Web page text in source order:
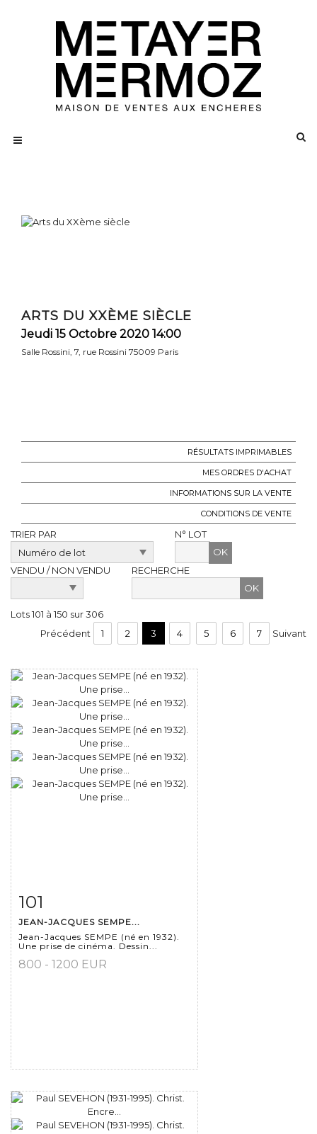
ARTS DU XXÈME SIÈCLE
Jeudi 15 Octobre 2020 14:00
Salle Rossini, 7, rue Rossini 75009 Paris
RÉSULTATS IMPRIMABLES
MES ORDRES D'ACHAT
INFORMATIONS SUR LA VENTE
CONDITIONS DE VENTE
TRIER PAR
N° LOT
OK
VENDU / NON VENDU
RECHERCHE
Lots 101 à 150 sur 306
Précédent
1 2 3 4 5 6 7 Suivant
Fiche détaillée
101
JEAN-JACQUES SEMPE...
Jean-Jacques SEMPE (né en 1932).
Une prise de cinéma. Dessin...
800 - 1200 EUR